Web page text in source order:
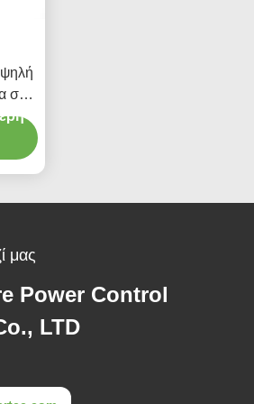
στο
μας
Power Control
LTD